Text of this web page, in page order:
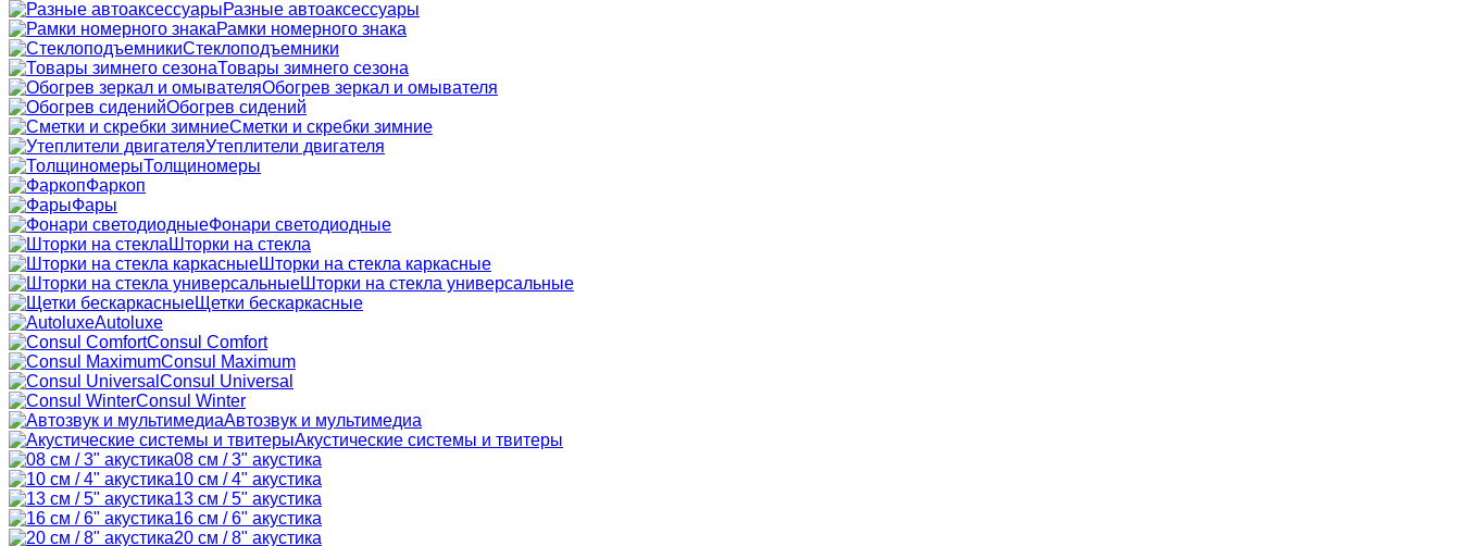
Разные автоаксессуары
Рамки номерного знака
Стеклоподъемники
Товары зимнего сезона
Обогрев зеркал и омывателя
Обогрев сидений
Сметки и скребки зимние
Утеплители двигателя
Толщиномеры
Фаркоп
Фары
Фонари светодиодные
Шторки на стекла
Шторки на стекла каркасные
Шторки на стекла универсальные
Щетки бескаркасные
Autoluxe
Consul Comfort
Consul Maximum
Consul Universal
Consul Winter
Автозвук и мультимедиа
Акустические системы и твитеры
08 см / 3" акустика
10 см / 4" акустика
13 см / 5" акустика
16 см / 6" акустика
20 см / 8" акустика